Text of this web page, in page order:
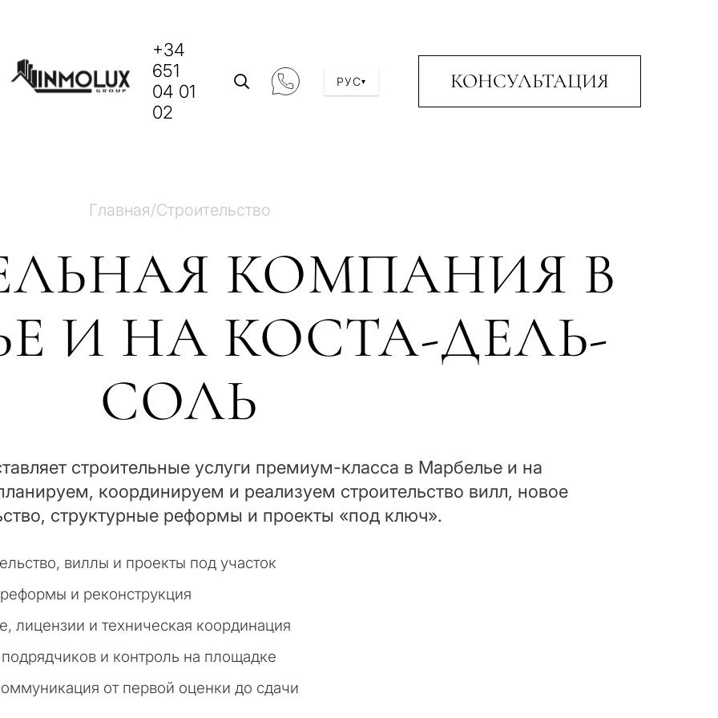
+34
651
04 01
02
РУС▾ КОНСУЛЬТАЦИЯ
Главная/Строительство
КОМПАНИЯ В
И НА КОСТА-ДЕЛЬ-
СОЛЬ
строительные услуги премиум-класса в Марбелье и на
координируем и реализуем строительство вилл, новое
структурные реформы и проекты «под ключ».
виллы и проекты под участок
и реконструкция
лицензии и техническая координация
и контроль на площадке
от первой оценки до сдачи